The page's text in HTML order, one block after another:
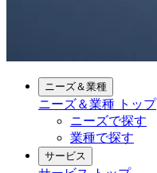
ニーズ＆業種
ニーズ＆業種 トップ
ニーズで探す
業種で探す
サービス